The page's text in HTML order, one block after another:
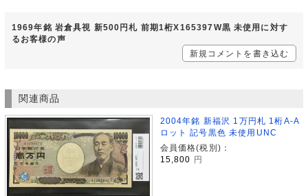
1969年銘 岩倉具視 新500円札 前期1桁X165397W黒 未使用に対す
るお客様の声
新規コメントを書き込む
関連商品
2004年銘 新福沢 1万円札 1桁A-A
ロット 記号黒色 未使用UNC
会員価格(税別)：
15,800
円